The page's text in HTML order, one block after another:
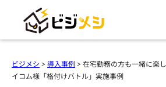
人気の提供サービスオンラインイベント
TOGGLE
ビジメシ >導入事例>在宅勤務の方も一緒に楽
イコム様「格付けバトル」実施事例